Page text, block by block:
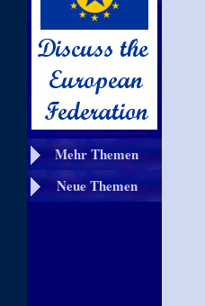
Mehr Themen
Neue Themen